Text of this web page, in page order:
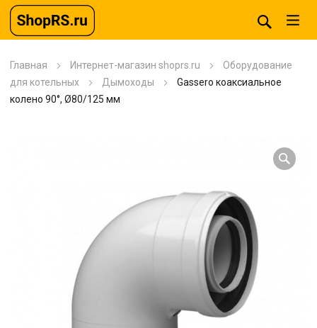
Главная Интернет-магазин shoprs.ru
Оборудование
для котельных
Дымоходы
Gassero коаксиальное
колено 90°, Ø80/125 мм